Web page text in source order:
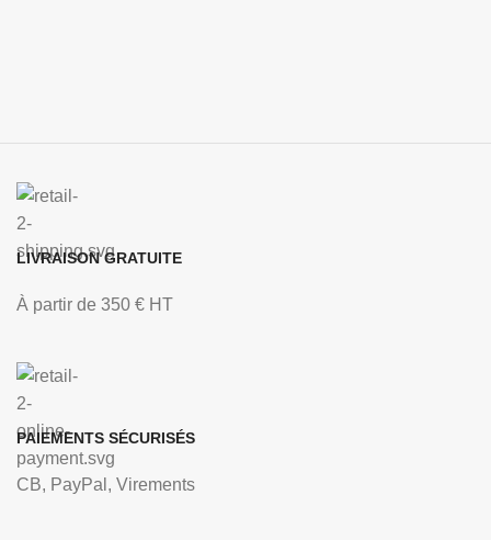
LIVRAISON GRATUITE
À partir de 350 € HT
PAIEMENTS SÉCURISÉS
CB, PayPal, Virements